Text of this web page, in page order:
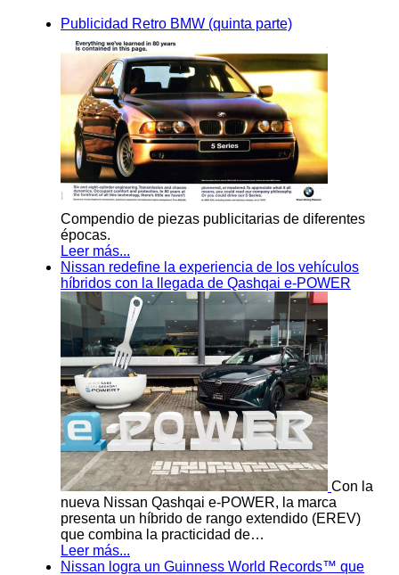
Publicidad Retro BMW (quinta parte)
Compendio de piezas publicitarias de diferentes
épocas.
Leer más...
Nissan redefine la experiencia de los vehículos
híbridos con la llegada de Qashqai e-POWER
Con la
nueva Nissan Qashqai e-POWER, la marca
presenta un híbrido de rango extendido (EREV)
que combina la practicidad de…
Leer más...
Nissan logra un Guinness World Records™ que